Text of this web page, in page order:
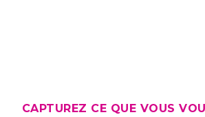
CAPTUREZ CE QUE VOUS